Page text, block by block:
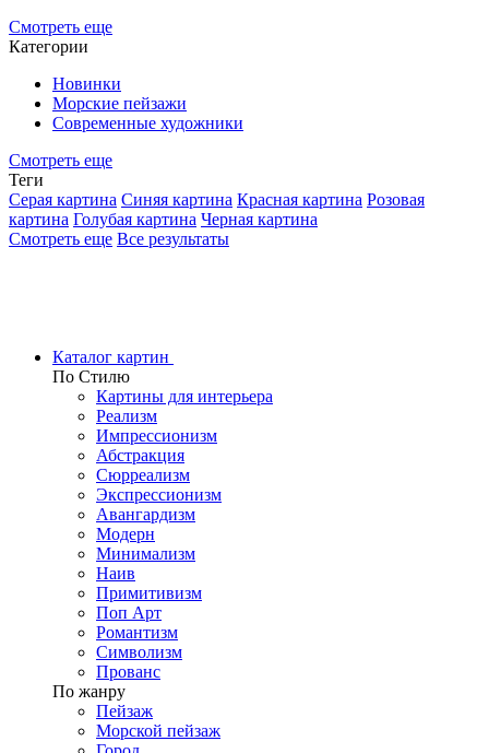
Смотреть еще
Категории
Новинки
Морские пейзажи
Современные художники
Смотреть еще
Теги
Серая картина Синяя картина Красная картина Розовая
картина Голубая картина Черная картина
Смотреть еще Все результаты
Каталог картин
По Стилю
Картины для интерьера
Реализм
Импрессионизм
Абстракция
Сюрреализм
Экспрессионизм
Авангардизм
Модерн
Минимализм
Наив
Примитивизм
Поп Арт
Романтизм
Символизм
Прованс
По жанру
Пейзаж
Морской пейзаж